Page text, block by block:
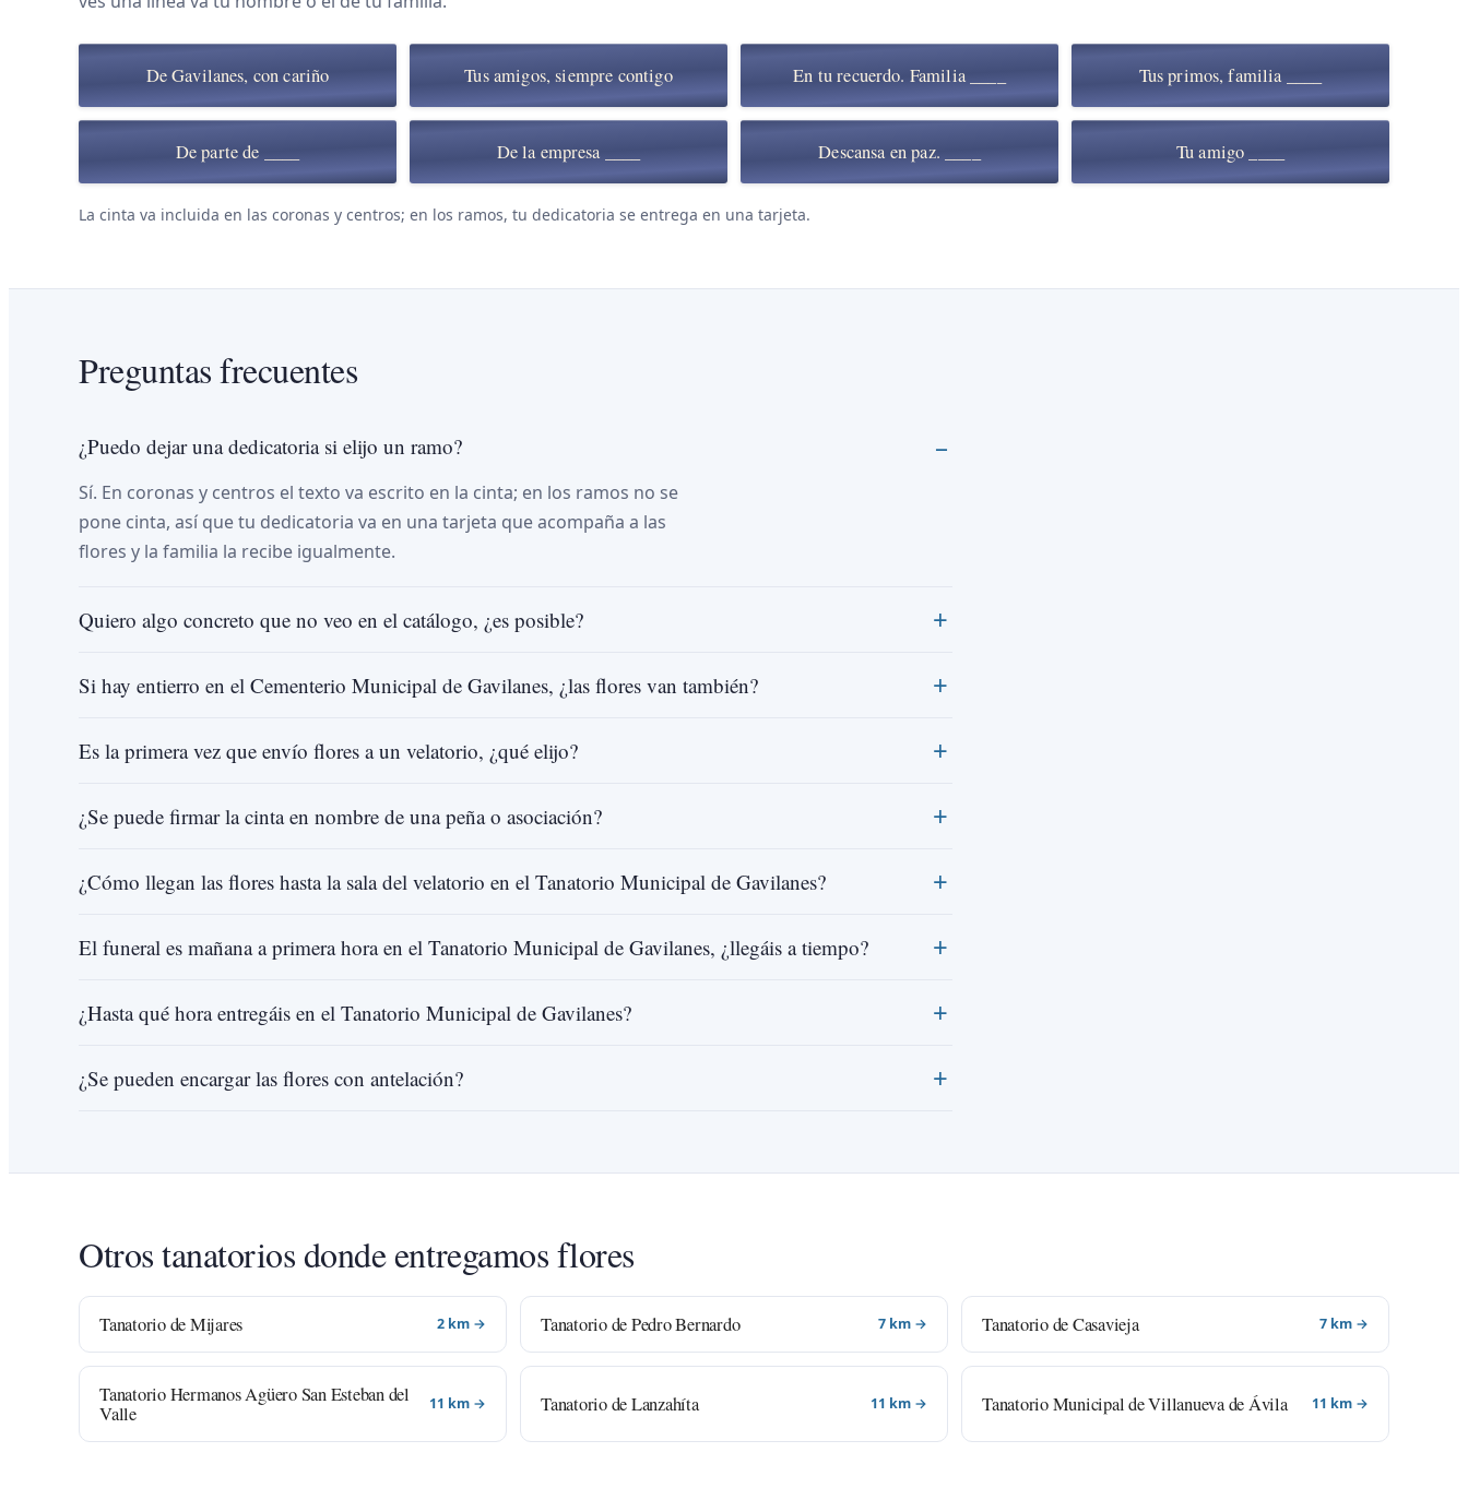
De Gavilanes, con cariño Tus amigos, siempre contigo En tu recuerdo. Familia ____ Tus primos, familia ____
De parte de ____ De la empresa ____ Descansa en paz. ____ Tu amigo ____
La cinta va incluida en las coronas y centros; en los ramos, tu dedicatoria se entrega en una tarjeta.
Preguntas frecuentes
¿Puedo dejar una dedicatoria si elijo un ramo?
Sí. En coronas y centros el texto va escrito en la cinta; en los ramos no se
pone cinta, así que tu dedicatoria va en una tarjeta que acompaña a las
flores y la familia la recibe igualmente.
Quiero algo concreto que no veo en el catálogo, ¿es posible?
Si hay entierro en el Cementerio Municipal de Gavilanes, ¿las flores van también?
Es la primera vez que envío flores a un velatorio, ¿qué elijo?
¿Se puede firmar la cinta en nombre de una peña o asociación?
¿Cómo llegan las flores hasta la sala del velatorio en el Tanatorio Municipal de Gavilanes?
El funeral es mañana a primera hora en el Tanatorio Municipal de Gavilanes, ¿llegáis a tiempo?
¿Hasta qué hora entregáis en el Tanatorio Municipal de Gavilanes?
¿Se pueden encargar las flores con antelación?
Otros tanatorios donde entregamos flores
Tanatorio de Mijares 2 km → Tanatorio de Pedro Bernardo 7 km → Tanatorio de Casavieja 7 km →
Tanatorio Hermanos Agüero San Esteban del
Valle
11 km → Tanatorio de Lanzahíta 11 km → Tanatorio Municipal de Villanueva de Ávila 11 km →